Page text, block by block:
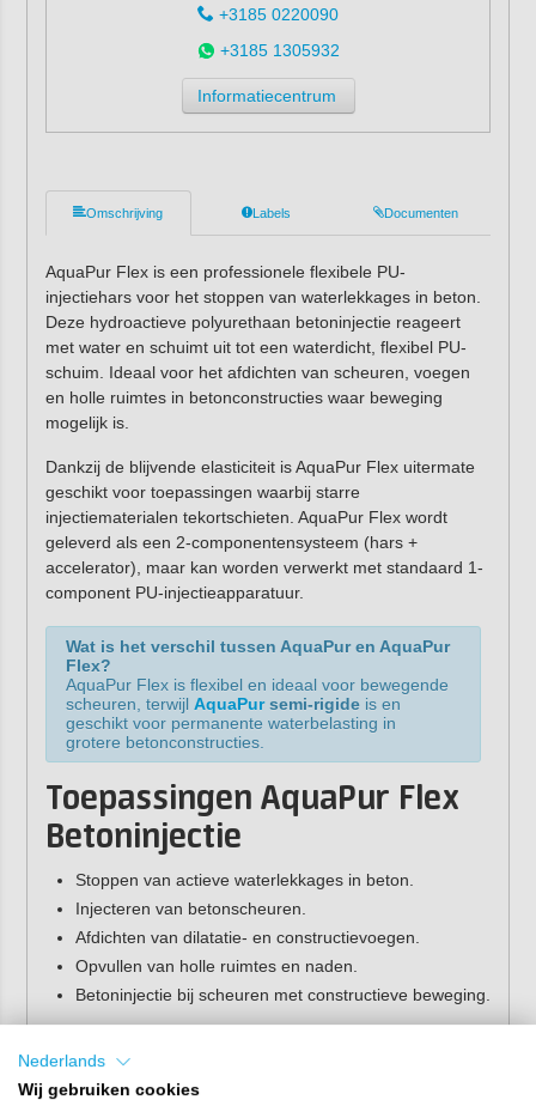
+3185 0220090
+3185 1305932
Informatiecentrum
Omschrijving Labels Documenten
AquaPur Flex is een professionele flexibele PU-
injectiehars voor het stoppen van waterlekkages in beton.
Deze hydroactieve polyurethaan betoninjectie reageert
met water en schuimt uit tot een waterdicht, flexibel PU-
schuim. Ideaal voor het afdichten van scheuren, voegen
en holle ruimtes in betonconstructies waar beweging
mogelijk is.
Dankzij de blijvende elasticiteit is AquaPur Flex uitermate
geschikt voor toepassingen waarbij starre
injectiematerialen tekortschieten. AquaPur Flex wordt
geleverd als een 2-componentensysteem (hars +
accelerator), maar kan worden verwerkt met standaard 1-
component PU-injectieapparatuur.
Wat is het verschil tussen AquaPur en AquaPur
Flex?
AquaPur Flex is flexibel en ideaal voor bewegende
scheuren, terwijl AquaPursemi-rigideis en
geschikt voor permanente waterbelasting in
grotere betonconstructies.
Toepassingen AquaPur Flex
Betoninjectie
Stoppen van actieve waterlekkages in beton.
Injecteren van betonscheuren.
Afdichten van dilatatie- en constructievoegen.
Opvullen van holle ruimtes en naden.
Betoninjectie bij scheuren met constructieve beweging.
tunnels, parkeergarages en andere betonconstructies.
Nederlands
Wij gebruiken cookies